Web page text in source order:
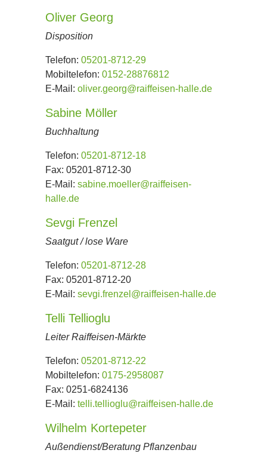
Oliver Georg
Disposition
Telefon: 05201-8712-29
Mobiltelefon: 0152-28876812
E-Mail: oliver.georg@raiffeisen-halle.de
Sabine Möller
Buchhaltung
Telefon: 05201-8712-18
Fax: 05201-8712-30
E-Mail: sabine.moeller@raiffeisen-
halle.de
Sevgi Frenzel
Saatgut / lose Ware
Telefon: 05201-8712-28
Fax: 05201-8712-20
E-Mail: sevgi.frenzel@raiffeisen-halle.de
Telli Tellioglu
Leiter Raiffeisen-Märkte
Telefon: 05201-8712-22
Mobiltelefon: 0175-2958087
Fax: 0251-6824136
E-Mail: telli.tellioglu@raiffeisen-halle.de
Wilhelm Kortepeter
Außendienst/Beratung Pflanzenbau